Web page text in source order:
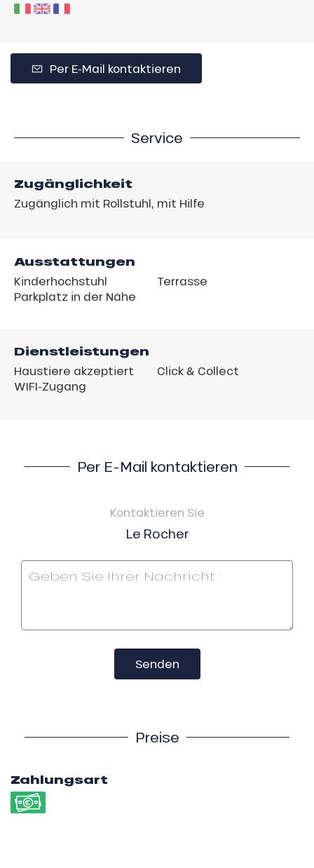
Per E-Mail kontaktieren
Service
Zugänglichkeit
Zugänglich mit Rollstuhl, mit Hilfe
Ausstattungen
Kinderhochstuhl
Parkplatz in der Nähe
Terrasse
Dienstleistungen
Haustiere akzeptiert
WIFI-Zugang
Click & Collect
Per E-Mail kontaktieren
Kontaktieren Sie
Le Rocher
Senden
Preise
Zahlungsart